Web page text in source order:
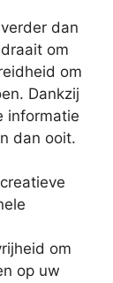
dan
om
om
Dankzij
informatie
dan ooit.
om
op uw